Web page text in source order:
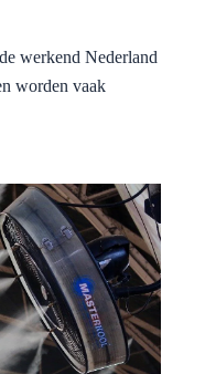
werkend Nederland
worden vaak